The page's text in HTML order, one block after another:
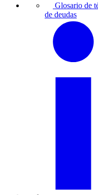
Glosario de
de deudas